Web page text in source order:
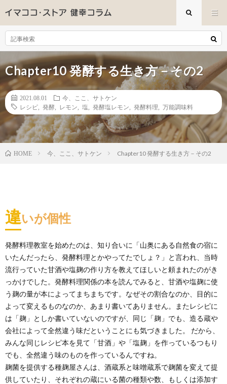
Chapter10 発酵する生き方－その2
2021.08.01
今、ここ、サトケン
レシピ
発酵 レモン 塩 発酵塩レモン 発酵料理 万能調味料
HOME 今、ここ、サトケン Chapter10 発酵する生き方－その2
違いが個性
発酵料理教室を始めたのは、知り合いに「山奥にある自然食の宿に
いたんだったら、発酵料理とかやってたでしょ？」と言われ、当時
流行っていた甘酒や塩麹の作り方を教えてほしいと頼まれたのがき
っかけでした。発酵料理関係の本を読んでみると、甘酒や塩麹に使
う麹の量が本によってまちまちです。なぜその割合なのか、目的に
よって変えるものなのか、あまり書いてありません。またレシピに
は「麹」としか書いていないのですが、同じ「麹」でも、造る蔵や
会社によって全然違う味だということにも気づきました。 だから、
みんな同じレシピ本を見て「甘酒」や「塩麹」を作っているつもり
でも、全然違う味のものを作っているんですね。
麹菌を提供する種麹屋さんは、酒蔵系と味噌蔵系で麹菌を変えて提
供していたり、それぞれの蔵にいる菌の種類や数、もしくは添加す